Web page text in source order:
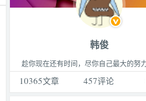
韩俊
10365文章 457评论